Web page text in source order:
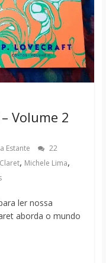
Volume 2
Estante
22
, Michele Lima,
ler nossa
aborda o mundo